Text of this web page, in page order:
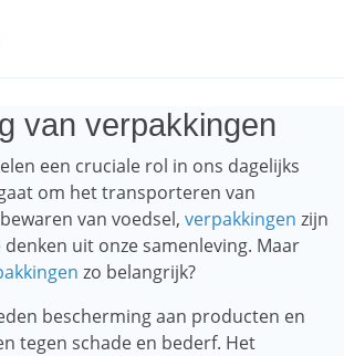
van verpakkingen
een cruciale rol in ons dagelijks
om het transporteren van
van voedsel, verpakkingen zijn
uit onze samenleving. Maar
zo belangrijk?
bescherming aan producten en
tegen schade en bederf. Het